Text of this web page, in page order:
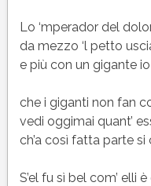
Lo ‘mperador del
da mezzo ‘l petto
e più con un gigante
che i giganti non fan
vedi oggimai quant’
ch’a così fatta parte si
S’el fu sì bel com’ elli